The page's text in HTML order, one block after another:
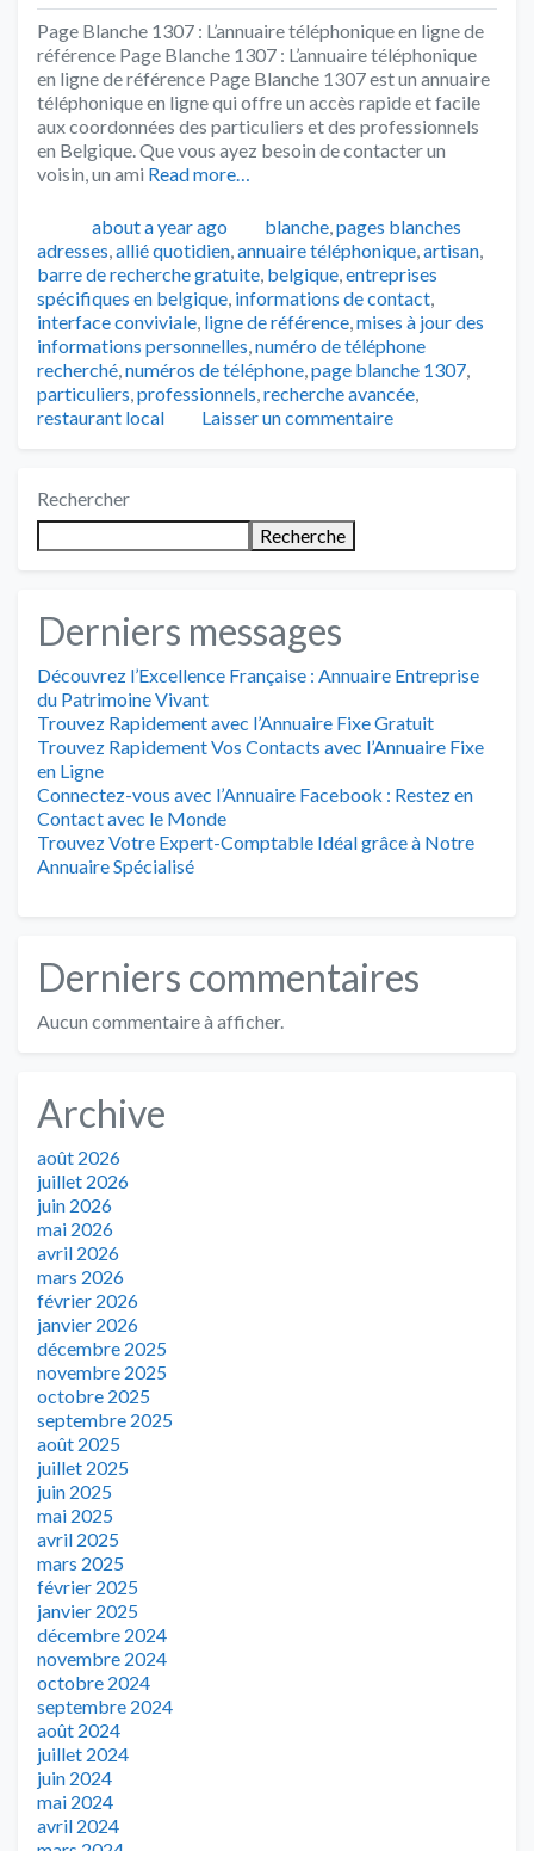
Page Blanche 1307 : L’annuaire téléphonique en ligne de
référence Page Blanche 1307 : L’annuaire téléphonique
en ligne de référence Page Blanche 1307 est un annuaire
téléphonique en ligne qui offre un accès rapide et facile
aux coordonnées des particuliers et des professionnels
en Belgique. Que vous ayez besoin de contacter un
voisin, un ami Read more…
Publié
about a year ago Catégories
blanche,pages blanches
Tags
adresses,allié quotidien,annuaire téléphonique,artisan,
barre de recherche gratuite, belgique,entreprises
spécifiques en belgique, informations de contact,
interface conviviale, ligne de référence,mises à jour des
informations personnelles,numéro de téléphone
recherché,numéros de téléphone,page blanche 1307,
particuliers,professionnels,recherche avancée,
restaurant local
Laisser un commentaire
Rechercher
Recherche
Derniers messages
Découvrez l’Excellence Française : Annuaire Entreprise
du Patrimoine Vivant
Trouvez Rapidement avec l’Annuaire Fixe Gratuit
Trouvez Rapidement Vos Contacts avec l’Annuaire Fixe
en Ligne
Connectez-vous avec l’Annuaire Facebook : Restez en
Contact avec le Monde
Trouvez Votre Expert-Comptable Idéal grâce à Notre
Annuaire Spécialisé
Derniers commentaires
Aucun commentaire à afficher.
Archive
août 2026
juillet 2026
juin 2026
mai 2026
avril 2026
mars 2026
février 2026
janvier 2026
décembre 2025
novembre 2025
octobre 2025
septembre 2025
août 2025
juillet 2025
juin 2025
mai 2025
avril 2025
mars 2025
février 2025
janvier 2025
décembre 2024
novembre 2024
octobre 2024
septembre 2024
août 2024
juillet 2024
juin 2024
mai 2024
avril 2024